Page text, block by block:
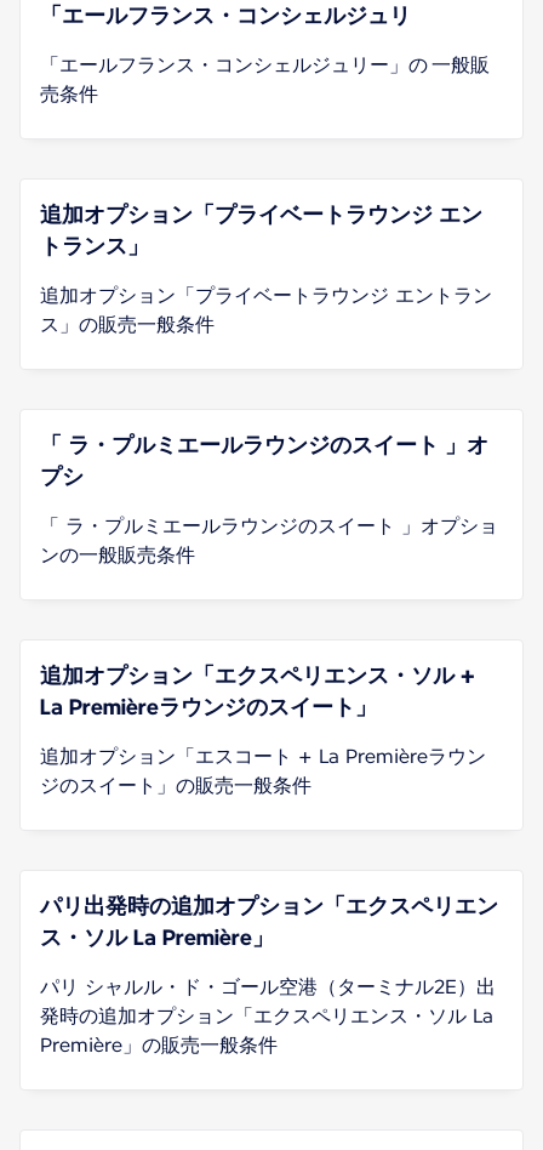
「エールフランス・コンシェルジュリ
「エールフランス・コンシェルジュリー」の 一般販
売条件
追加オプション「プライベートラウンジ エン
トランス」
追加オプション「プライベートラウンジ エントラン
ス」の販売一般条件
「 ラ・プルミエールラウンジのスイート 」オ
プシ
「 ラ・プルミエールラウンジのスイート 」オプショ
ンの一般販売条件
追加オプション「エクスペリエンス・ソル +
La Premièreラウンジのスイート」
追加オプション「エスコート + La Premièreラウン
ジのスイート」の販売一般条件
パリ出発時の追加オプション「エクスペリエン
ス・ソル La Première」
パリ シャルル・ド・ゴール空港（ターミナル2E）出
発時の追加オプション「エクスペリエンス・ソル La
Première」の販売一般条件